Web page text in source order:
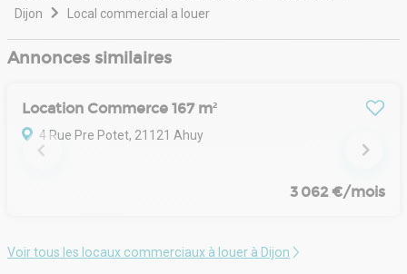
Dijon
Local commercial a louer
Annonces similaires
Location Commerce 167 m²
4 Rue Pre Potet, 21121 Ahuy
3 062 €/mois
Voir tous les locaux commerciaux à louer à Dijon